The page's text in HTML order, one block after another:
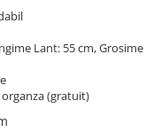
Lant: 55 cm, Grosime
(gratuit)